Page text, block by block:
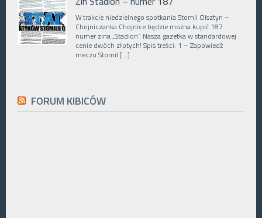
W trakcie niedzielnego spotkania Stomil Olsztyn –
Chojniczanka Chojnice będzie można kupić 187
numer zina „Stadion”. Nasza gazetka w standardowej
cenie dwóch złotych! Spis treści: 1 – Zapowiedź
meczu Stomil […]
FORUM KIBICÓW